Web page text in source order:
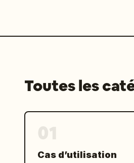
Toutes les
Cas d’utilisation